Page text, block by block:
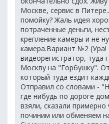
Москве, сервис в
помойку? Жаль идея
потраченные деньги,
крепление камеры и не
камера.Вариант №2
видеорегистратор, туда
Москву на "Горбушку".
который туда ездит
Отправил со словами -
где нибудь по дороге
взяли, сказали примерно
починим или обменяем